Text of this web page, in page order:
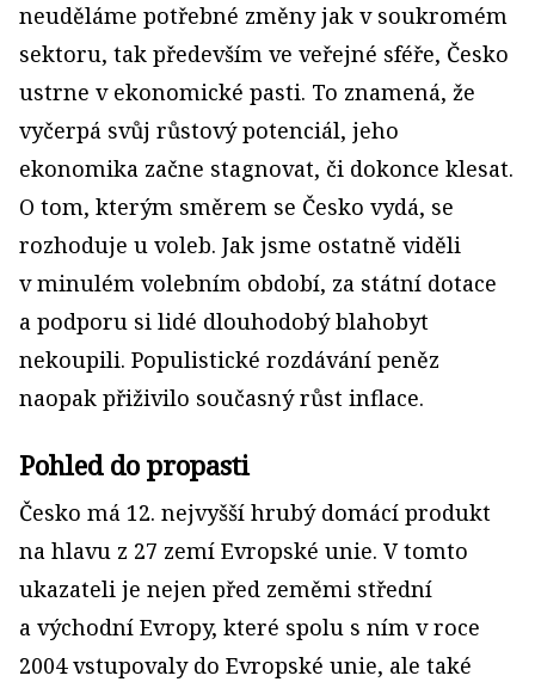
neuděláme potřebné změny jak v soukromém
sektoru, tak především ve veřejné sféře, Česko
ustrne v ekonomické pasti. To znamená, že
vyčerpá svůj růstový potenciál, jeho
ekonomika začne stagnovat, či dokonce klesat.
O tom, kterým směrem se Česko vydá, se
rozhoduje u voleb. Jak jsme ostatně viděli
v minulém volebním období, za státní dotace
a podporu si lidé dlouhodobý blahobyt
nekoupili. Populistické rozdávání peněz
naopak přiživilo současný růst inflace.
Pohled do propasti
Česko má 12. nejvyšší hrubý domácí produkt
na hlavu z 27 zemí Evropské unie. V tomto
ukazateli je nejen před zeměmi střední
a východní Evropy, které spolu s ním v roce
2004 vstupovaly do Evropské unie, ale také